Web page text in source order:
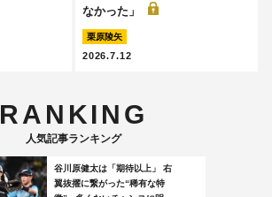
なかった」
栗原陵矢
2026.7.12
RANKING
人気記事ランキング
谷川原健太は「期待以上」 右
翼抜擢に繋がった“稀有な特